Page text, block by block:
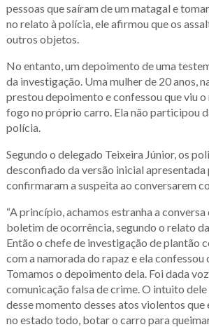
pessoas que saíram de um matagal e
no relato à polícia, ele afirmou que os
outros objetos.
No entanto, um depoimento de uma
da investigação. Uma mulher de 20 anos,
prestou depoimento e confessou que viu
fogo no próprio carro. Ela não participou
polícia.
Segundo o delegado Teixeira Júnior, os
desconfiado da versão inicial apresentada
confirmaram a suspeita ao conversarem
“A princípio, achamos estranha a
boletim de ocorrência, segundo o relato
Então o chefe de investigação de plantão
com a namorada do rapaz e ela confessou
Tomamos o depoimento dela. Foi dada
comunicação falsa de crime. O intuito
desse momento desses atos violentos
no estado todo, botar o carro para